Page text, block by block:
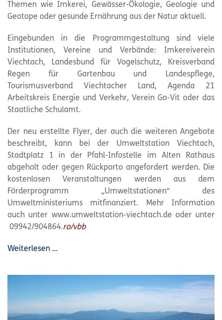
Themen wie Imkerei, Gewässer-Ökologie, Geologie und
Geotope oder gesunde Ernährung aus der Natur aktuell.
Eingebunden in die Programmgestaltung sind viele
Institutionen, Vereine und Verbände: Imkereiverein
Viechtach, Landesbund für Vogelschutz, Kreisverband
Regen für Gartenbau und Landespflege,
Tourismusverband Viechtacher Land, Agenda 21
Arbeitskreis Energie und Verkehr, Verein Go-Vit oder das
Staatliche Schulamt.
Der neu erstellte Flyer, der auch die weiteren Angebote
beschreibt, kann bei der Umweltstation Viechtach,
Stadtplatz 1 in der Pfahl-Infostelle im Alten Rathaus
abgeholt oder gegen Rückporto angefordert werden. Die
kostenlosen Veranstaltungen werden aus dem
Förderprogramm „Umweltstationen“ des
Umweltministeriums mitfinanziert. Mehr Information
auch unter www.umweltstation-viechtach.de oder unter
09942/904864.ro/vbb
Weiterlesen …